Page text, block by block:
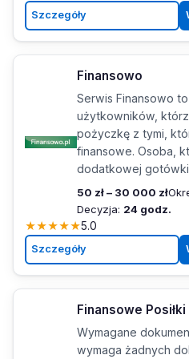
Szczegóły
Finansowo
Serwis Finansowo
użytkowników,
pożyczkę z tymi,
finansowe. Osoba,
dodatkowej gotówki
50 zł – 30 000 zł
Decyzja: 24 godz.
★★★★★5.0
Szczegóły
Finansowe Posiłki
Wymagane
wymaga żadnych